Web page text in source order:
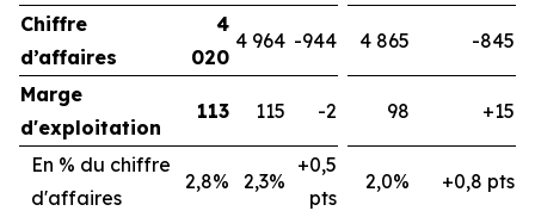
Chiffre
d’affaires
4
020
4 964 -944 4 865 -845
Marge
d'exploitation
113 115 -2 98 +15
En % du chiffre
d'affaires
2,8% 2,3%
+0,5
pts
2,0% +0,8 pts